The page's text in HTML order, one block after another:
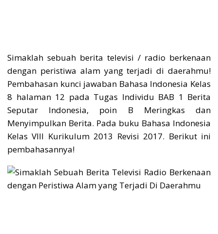
Simaklah sebuah berita televisi / radio berkenaan
dengan peristiwa alam yang terjadi di daerahmu!
Pembahasan kunci jawaban Bahasa Indonesia Kelas
8 halaman 12 pada Tugas Individu BAB 1 Berita
Seputar Indonesia, poin B Meringkas dan
Menyimpulkan Berita. Pada buku Bahasa Indonesia
Kelas VIII Kurikulum 2013 Revisi 2017. Berikut ini
pembahasannya!